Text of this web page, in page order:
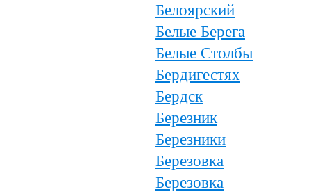
Белоярский
Белые Берега
Белые Столбы
Бердигестях
Бердск
Березник
Березники
Березовка
Березовка